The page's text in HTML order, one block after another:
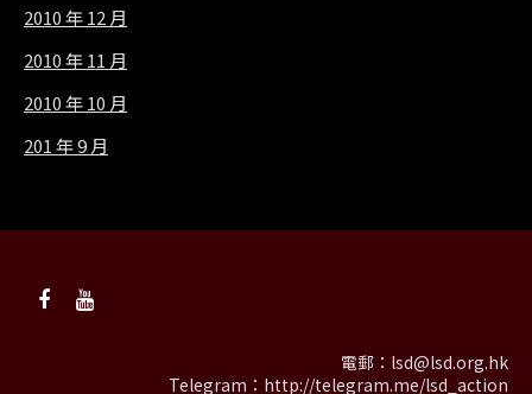
2010 年 12 月
2010 年 11 月
2010 年 10 月
201 年 9 月
電郵： lsd@lsd.org.hk
Telegram： http://telegram.me/lsd_action